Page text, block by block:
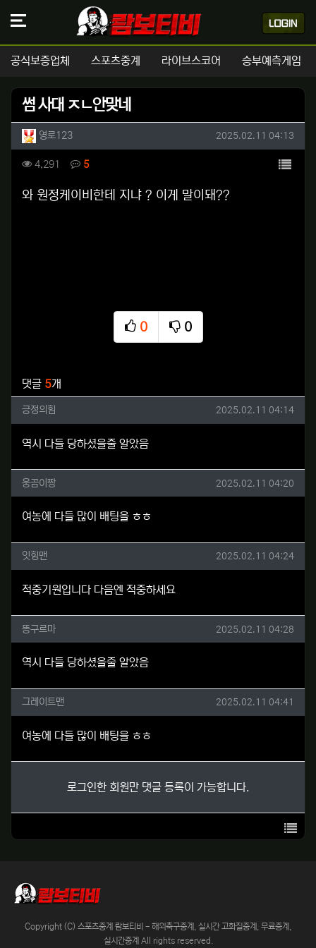
공식보증업체 스포츠중계 라이브스코어 승부예측게임
썸 사대 ㅈㄴ안맞네
작성자 정보
영로123작성 작성일
2025.02.11 04:13
컨텐츠 정보
4,291 조회 5댓글 목록
본문
와 원정케이비한테 지냐 ? 이게 말이돼??
0
추천
0
비추천
댓글 5개
긍정의힘님의 댓글
긍정의힘 작성일
2025.02.11 04:14
역시 다들 당하셨을줄 알았음
웅곰이짱님의 댓글
웅곰이짱 작성일
2025.02.11 04:20
여농에 다들 많이 배팅을 ㅎㅎ
잇힝맨님의 댓글
잇힝맨 작성일
2025.02.11 04:24
적중기원입니다 다음엔 적중하세요
똥구르마님의 댓글
똥구르마 작성일
2025.02.11 04:28
역시 다들 당하셨을줄 알았음
그레이트맨님의 댓글
그레이트맨 작성일
2025.02.11 04:41
여농에 다들 많이 배팅을 ㅎㅎ
로그인한 회원만 댓글 등록이 가능합니다.
목록
Copyright (C) 스포츠중계 람보티비 - 해외축구중계, 실시간 고화질중계, 무료중계,
실시간중계 All rights reserved.